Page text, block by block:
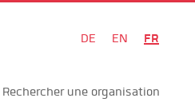
DE EN FR
Rechercher une organisation